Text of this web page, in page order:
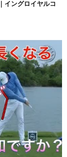
イングロイヤルコ